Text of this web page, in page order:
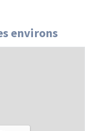
environs